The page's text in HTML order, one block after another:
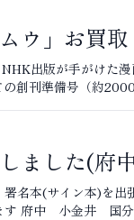
ウ」お買
出版が手がけた
の創刊準備号（約
ました(府
(サイン本)を出張
ます 府中 小金